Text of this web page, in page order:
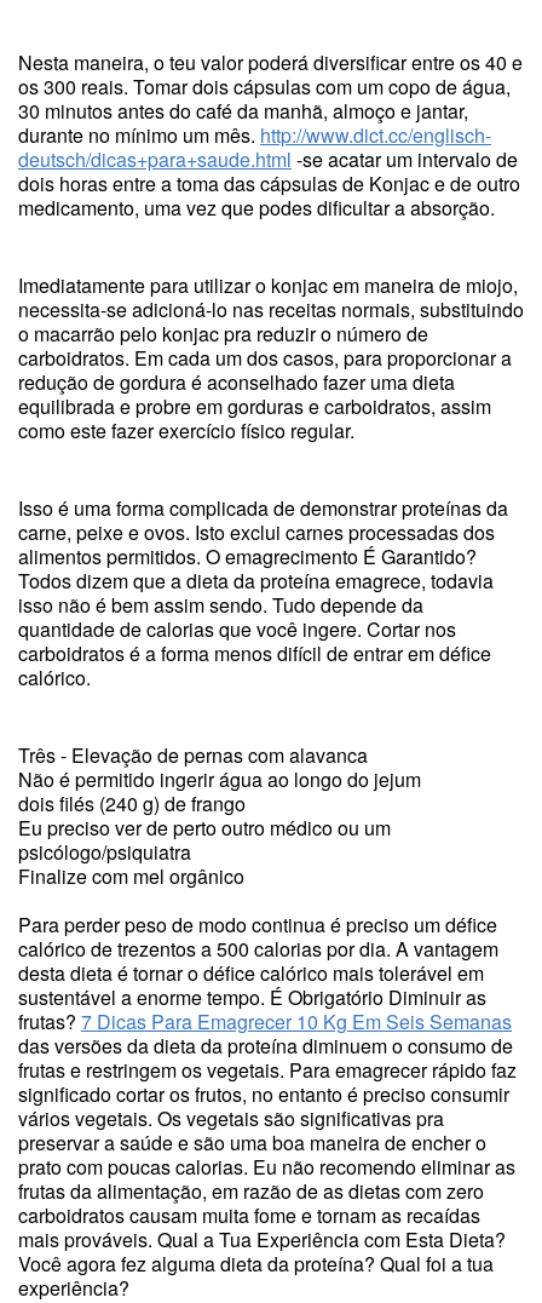
Nesta maneira, o teu valor poderá diversificar entre os 40 e
os 300 reais. Tomar dois cápsulas com um copo de água,
30 minutos antes do café da manhã, almoço e jantar,
durante no mínimo um mês. http://www.dict.cc/englisch-
deutsch/dicas+para+saude.html -se acatar um intervalo de
dois horas entre a toma das cápsulas de Konjac e de outro
medicamento, uma vez que podes dificultar a absorção.
Imediatamente para utilizar o konjac em maneira de miojo,
necessita-se adicioná-lo nas receitas normais, substituindo
o macarrão pelo konjac pra reduzir o número de
carboidratos. Em cada um dos casos, para proporcionar a
redução de gordura é aconselhado fazer uma dieta
equilibrada e probre em gorduras e carboidratos, assim
como este fazer exercício físico regular.
Isso é uma forma complicada de demonstrar proteínas da
carne, peixe e ovos. Isto exclui carnes processadas dos
alimentos permitidos. O emagrecimento É Garantido?
Todos dizem que a dieta da proteína emagrece, todavia
isso não é bem assim sendo. Tudo depende da
quantidade de calorias que você ingere. Cortar nos
carboidratos é a forma menos difícil de entrar em défice
calórico.
Três - Elevação de pernas com alavanca
Não é permitido ingerir água ao longo do jejum
dois filés (240 g) de frango
Eu preciso ver de perto outro médico ou um
psicólogo/psiquiatra
Finalize com mel orgânico
Para perder peso de modo continua é preciso um défice
calórico de trezentos a 500 calorias por dia. A vantagem
desta dieta é tornar o défice calórico mais tolerável em
sustentável a enorme tempo. É Obrigatório Diminuir as
frutas? 7 Dicas Para Emagrecer 10 Kg Em Seis Semanas
das versões da dieta da proteína diminuem o consumo de
frutas e restringem os vegetais. Para emagrecer rápido faz
significado cortar os frutos, no entanto é preciso consumir
vários vegetais. Os vegetais são significativas pra
preservar a saúde e são uma boa maneira de encher o
prato com poucas calorias. Eu não recomendo eliminar as
frutas da alimentação, em razão de as dietas com zero
carboidratos causam muita fome e tornam as recaídas
mais prováveis. Qual a Tua Experiência com Esta Dieta?
Você agora fez alguma dieta da proteína? Qual foi a tua
experiência?